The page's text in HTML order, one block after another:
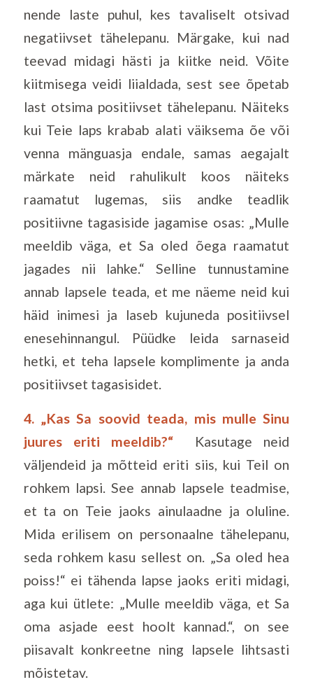
nende laste puhul, kes tavaliselt otsivad
negatiivset tähelepanu. Märgake, kui nad
teevad midagi hästi ja kiitke neid. Võite
kiitmisega veidi liialdada, sest see õpetab
last otsima positiivset tähelepanu. Näiteks
kui Teie laps krabab alati väiksema õe või
venna mänguasja endale, samas aegajalt
märkate neid rahulikult koos näiteks
raamatut lugemas, siis andke teadlik
positiivne tagasiside jagamise osas: „Mulle
meeldib väga, et Sa oled õega raamatut
jagades nii lahke.“ Selline tunnustamine
annab lapsele teada, et me näeme neid kui
häid inimesi ja laseb kujuneda positiivsel
enesehinnangul. Püüdke leida sarnaseid
hetki, et teha lapsele komplimente ja anda
positiivset tagasisidet.
4. „Kas Sa soovid teada, mis mulle Sinu
juures eriti meeldib?“Kasutage neid
väljendeid ja mõtteid eriti siis, kui Teil on
rohkem lapsi. See annab lapsele teadmise,
et ta on Teie jaoks ainulaadne ja oluline.
Mida erilisem on personaalne tähelepanu,
seda rohkem kasu sellest on. „Sa oled hea
poiss!“ ei tähenda lapse jaoks eriti midagi,
aga kui ütlete: „Mulle meeldib väga, et Sa
oma asjade eest hoolt kannad.“, on see
piisavalt konkreetne ning lapsele lihtsasti
mõistetav.